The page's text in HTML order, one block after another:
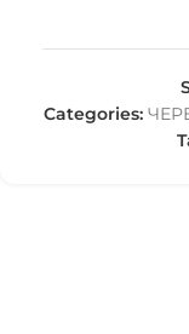
Categories: